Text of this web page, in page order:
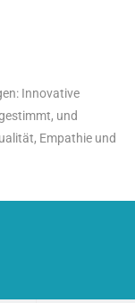
Innovative
und
Empathie und